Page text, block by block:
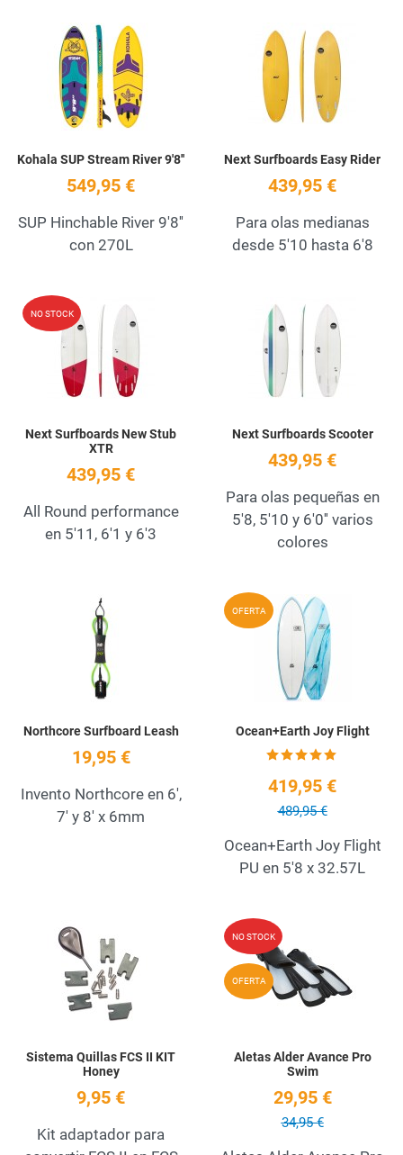
Add to Wishlist
Quick View
Kohala SUP Stream River 9'8''
549,95 €
SUP Hinchable River 9'8''
con 270L
Next Surfboards Easy Rider
439,95 €
Para olas medianas
desde 5'10 hasta 6'8
NO STOCK Add to Wishlist
Quick View
Next Surfboards New Stub
XTR
439,95 €
All Round performance
en 5'11, 6'1 y 6'3
Next Surfboards Scooter
439,95 €
Para olas pequeñas en
5'8, 5'10 y 6'0'' varios
colores
Add to Wishlist
Northcore Surfboard Leash
19,95 €
Invento Northcore en 6',
7' y 8' x 6mm
OFERTA
Ocean+Earth Joy Flight
419,95 €
489,95 €
Ocean+Earth Joy Flight
PU en 5'8 x 32.57L
Add to Wishlist
Quick View
Sistema Quillas FCS II KIT
Honey
9,95 €
Kit adaptador para
NO STOCK
OFERTA
Aletas Alder Avance Pro
Swim
29,95 €
34,95 €